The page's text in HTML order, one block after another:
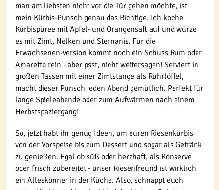
man am liebsten nicht vor die Tür gehen möchte, ist
mein Kürbis-Punsch genau das Richtige. Ich koche
Kürbispüree mit Apfel- und Orangensaft auf und würze
es mit Zimt, Nelken und Sternanis. Für die
Erwachsenen-Version kommt noch ein Schuss Rum oder
Amaretto rein - aber psst, nicht weitersagen! Serviert in
großen Tassen mit einer Zimtstange als Rührlöffel,
macht dieser Punsch jeden Abend gemütlich. Perfekt für
lange Spieleabende oder zum Aufwärmen nach einem
Herbstspaziergang!
So, jetzt habt ihr genug Ideen, um euren Riesenkürbis
von der Vorspeise bis zum Dessert und sogar als Getränk
zu genießen. Egal ob süß oder herzhaft, als Konserve
oder frisch zubereitet - unser Riesenfreund ist wirklich
ein Alleskönner in der Küche. Also, schnappt euch